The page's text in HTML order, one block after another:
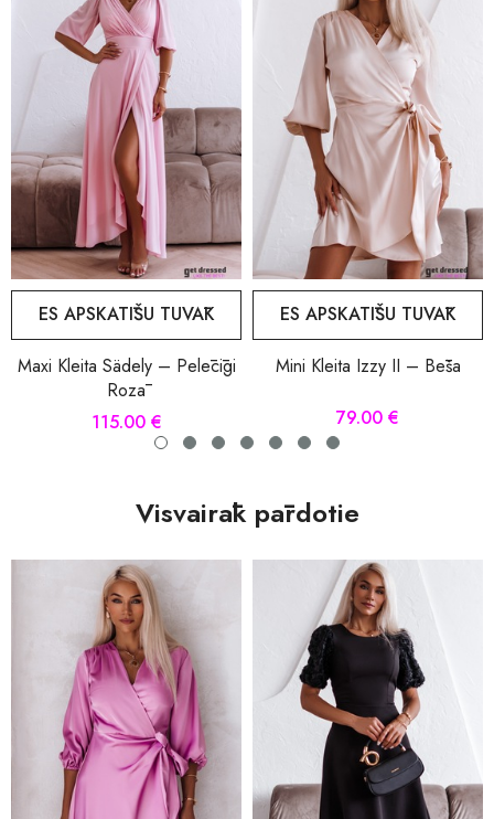
ES APSKATĪŠU TUVĀK
Maxi Kleita Sädely – Pelēcīgi
Rozā
115.00 €
ES APSKATĪŠU TUVĀK
Mini Kleita Izzy II – Bēša
79.00 €
Visvairāk pārdotie